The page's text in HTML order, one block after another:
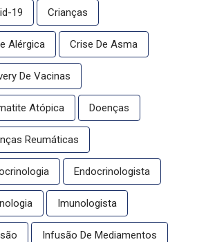
19 Crianças
Alérgica Crise De Asma
De Vacinas
Atópica Doenças
Reumáticas
Endocrinologista
Imunologista
Infusão De Mediamentos